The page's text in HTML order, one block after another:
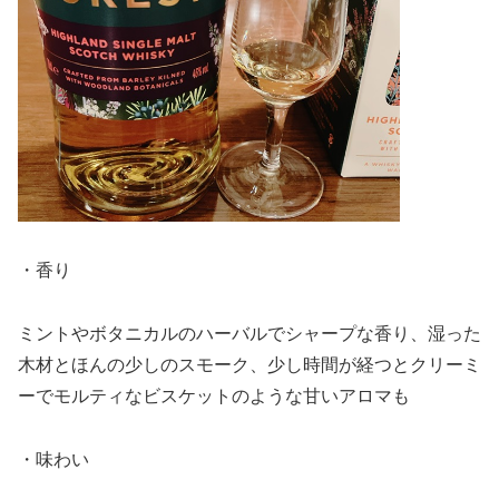
・香り
ミントやボタニカルのハーバルでシャープな香り、湿った
木材とほんの少しのスモーク、少し時間が経つとクリーミ
ーでモルティなビスケットのような甘いアロマも
・味わい